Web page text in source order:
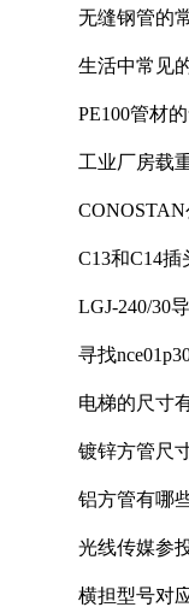
无缝钢管的
生活中常见
PE100管材
工业厂房载
C13和C14
LGJ-240/30
寻找
电梯的尺寸
镀锌方管尺
铝方管有哪
光线传媒参
横担型号对